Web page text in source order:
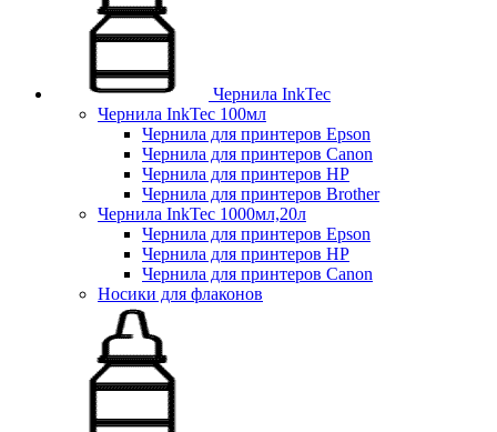
Чернила InkTec
Чернила InkTec 100мл
Чернила для принтеров Epson
Чернила для принтеров Canon
Чернила для принтеров HP
Чернила для принтеров Brother
Чернила InkTec 1000мл,20л
Чернила для принтеров Epson
Чернила для принтеров HP
Чернила для принтеров Canon
Носики для флаконов